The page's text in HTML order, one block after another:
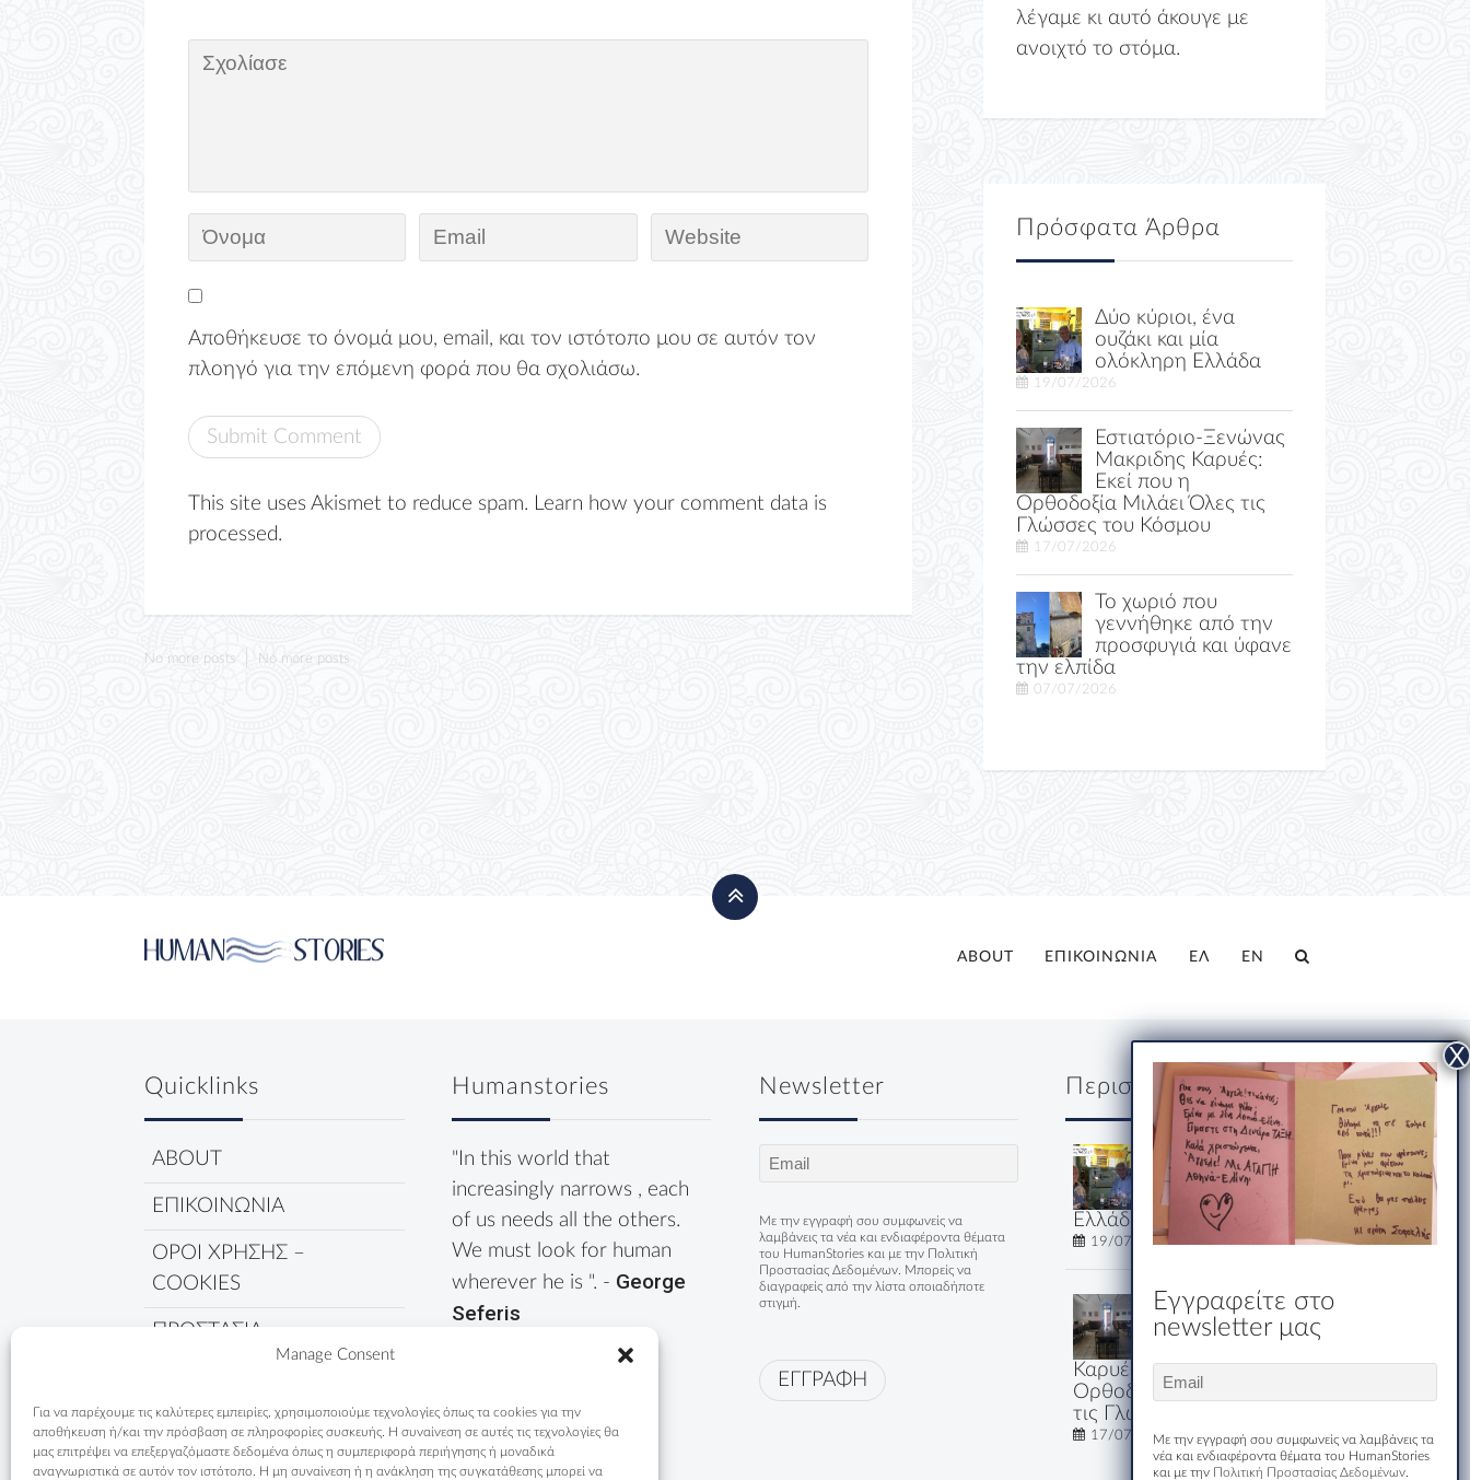
Manage Consent
Για να παρέχουμε τις καλύτερες εμπειρίες, χρησιμοποιούμε τεχνολογίες όπως τα cookies για την
αποθήκευση ή/και την πρόσβαση σε πληροφορίες συσκευής. Η συναίνεση σε αυτές τις τεχνολογίες θα
μας επιτρέψει να επεξεργαζόμαστε δεδομένα όπως η συμπεριφορά περιήγησης ή μοναδικά
αναγνωριστικά σε αυτόν τον ιστότοπο. Η μη συναίνεση ή η ανάκληση της συγκατάθεσης μπορεί να
Αποθήκευσε το όνομά μου, email, και τον ιστότοπο μου σε αυτόν τον
πλοηγό για την επόμενη φορά που θα σχολιάσω.
This site uses Akismet to reduce spam. Learn how your comment data is
processed.
No more posts No more posts
λέγαμε κι αυτό άκουγε με
ανοιχτό το στόμα.
Πρόσφατα Άρθρα
Δύο κύριοι, ένα
ουζάκι και μία
ολόκληρη Ελλάδα
19/07/2026
Εστιατόριο-Ξενώνας
Μακριδης Καρυές:
Εκεί που η
Ορθοδοξία Μιλάει Όλες τις
Γλώσσες του Κόσμου
17/07/2026
Το χωριό που
γεννήθηκε από την
προσφυγιά και ύφανε
την ελπίδα
07/07/2026
ABOUT ΕΠΙΚΟΙΝΩΝΙΑ ΕΛ EN
Quicklinks
ABOUT
ΕΠΙΚΟΙΝΩΝΙΑ
ΟΡΟΙ ΧΡΗΣΗΣ –
COOKIES
ΠΡΟΣΤΑΣΙΑ
ΔΕΔΟΜΕΝΩΝ
ΠΟΛΙΤΙΚΗ COOKIES
Humanstories
"In this world that
increasingly narrows , each
of us needs all the others.
We must look for human
wherever he is ". - George
Seferis
Newsletter
Email(Required)
Με την εγγραφή σου συμφωνείς να
λαμβάνεις τα νέα και ενδιαφέροντα θέματα
του HumanStories και με την
Πολιτική
Προστασίας Δεδομένων. Μπορείς να
διαγραφείς από την λίστα οποιαδήποτε
στιγμή.
ΕΓΓΡΑΦΗ
Περισσότερα
Δύο κύριοι, ένα
ουζάκι και μία
ολόκληρη
Ελλάδα
19/07/2026
Εστιατόριο-
Ξενώνας
Καρυές: Εκεί που η
Ορθοδοξία Μιλάει Όλες
τις Γλώσσες του Κόσμου
17/07/2026
Εγγραφείτε στο
newsletter μας
(Required)
Με την εγγραφή σου συμφωνείς να λαμβάνεις τα
νέα και ενδιαφέροντα θέματα του HumanStories
και με την Πολιτική Προστασίας Δεδομένων